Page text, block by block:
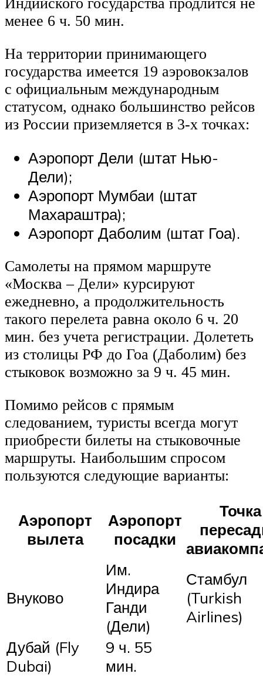
менее 6 ч. 50 мин.
На территории принимающего
государства имеется 19 аэровокзалов
с официальным международным
статусом, однако большинство рейсов
из России приземляется в 3-х точках:
Аэропорт Дели (штат Нью-
Дели);
Аэропорт Мумбаи (штат
Махараштра);
Аэропорт Даболим (штат Гоа).
Самолеты на прямом маршруте
«Москва – Дели» курсируют
ежедневно, а продолжительность
такого перелета равна около 6 ч. 20
мин. без учета регистрации. Долететь
из столицы РФ до Гоа (Даболим) без
стыковок возможно за 9 ч. 45 мин.
Помимо рейсов с прямым
следованием, туристы всегда могут
приобрести билеты на стыковочные
маршруты. Наибольшим спросом
пользуются следующие варианты:
Аэропорт
вылета
Аэропорт
посадки
Точка
Внуково
Им.
Индира
Ганди
(Дели)
Стамбул
(Turkish
Airlines)
Дубай (Fly
Dubai)
9 ч. 55
мин.